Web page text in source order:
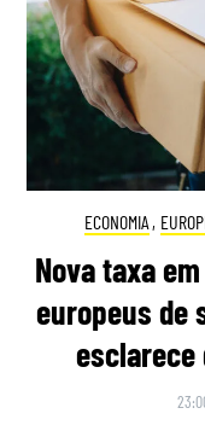
ECONOMIA ,
Nova taxa
europeus de
esclarece